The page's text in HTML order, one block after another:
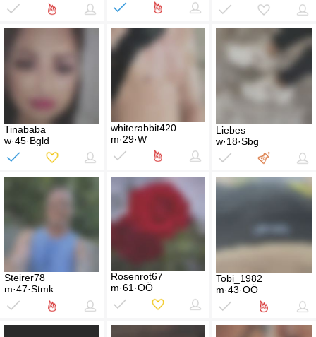
Tinababa
w·45·Bgld
whiterabbit420
m·29·W
Liebes
w·18·Sbg
Steirer78
m·47·Stmk
Rosenrot67
m·61·OÖ
Tobi_1982
m·43·OÖ